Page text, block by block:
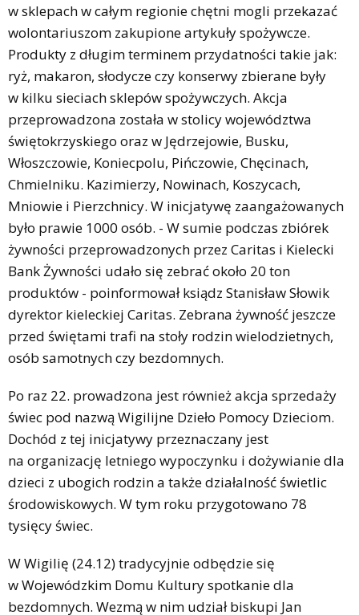
w sklepach w całym regionie chętni mogli przekazać
wolontariuszom zakupione artykuły spożywcze.
Produkty z długim terminem przydatności takie jak:
ryż, makaron, słodycze czy konserwy zbierane były
w kilku sieciach sklepów spożywczych. Akcja
przeprowadzona została w stolicy województwa
świętokrzyskiego oraz w Jędrzejowie, Busku,
Włoszczowie, Koniecpolu, Pińczowie, Chęcinach,
Chmielniku. Kazimierzy, Nowinach, Koszycach,
Mniowie i Pierzchnicy. W inicjatywę zaangażowanych
było prawie 1000 osób. - W sumie podczas zbiórek
żywności przeprowadzonych przez Caritas i Kielecki
Bank Żywności udało się zebrać około 20 ton
produktów - poinformował ksiądz Stanisław Słowik
dyrektor kieleckiej Caritas. Zebrana żywność jeszcze
przed świętami trafi na stoły rodzin wielodzietnych,
osób samotnych czy bezdomnych.
Po raz 22. prowadzona jest również akcja sprzedaży
świec pod nazwą Wigilijne Dzieło Pomocy Dzieciom.
Dochód z tej inicjatywy przeznaczany jest
na organizację letniego wypoczynku i dożywianie dla
dzieci z ubogich rodzin a także działalność świetlic
środowiskowych. W tym roku przygotowano 78
tysięcy świec.
W Wigilię (24.12) tradycyjnie odbędzie się
w Wojewódzkim Domu Kultury spotkanie dla
bezdomnych. Wezmą w nim udział biskupi Jan